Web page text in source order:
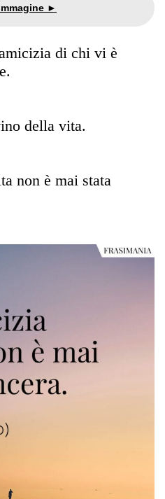
di chi vi è
della vita.
non è mai stata